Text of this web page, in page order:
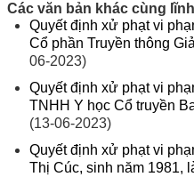
Các văn bản khác cùng
Quyết định xử phạt vi
Cổ phần Truyền thông
06-2023)
Quyết định xử phạt vi
TNHH Y học Cổ truyền
(13-06-2023)
Quyết định xử phạt vi
Thị Cúc, sinh năm 1981,